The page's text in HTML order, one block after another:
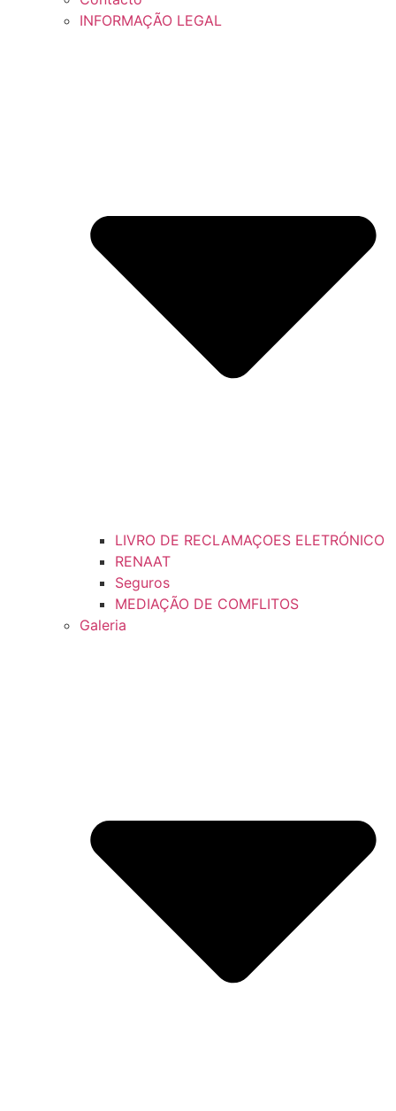
INFORMAÇÃO LEGAL
LIVRO DE RECLAMAÇOES ELETRÓNICO
RENAAT
Seguros
MEDIAÇÃO DE COMFLITOS
Galeria